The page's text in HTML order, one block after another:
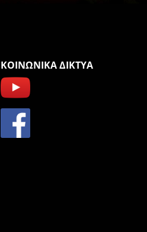
ΚΟΙΝΩΝΙΚΑ ΔΙΚΤΥΑ